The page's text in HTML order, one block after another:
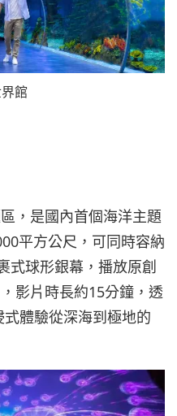
館
，是國內首個海洋主題
平方公尺，可同時容納
式球形銀幕，播放原創
影片時長約15分鐘，透
體驗從深海到極地的